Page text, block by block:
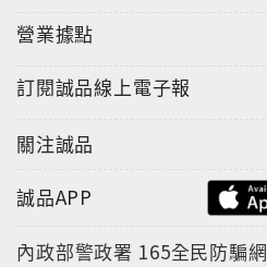
營業據點
訂閱誠品線上電子報
關注誠品
誠品APP
內政部警政署 165全民防騙網